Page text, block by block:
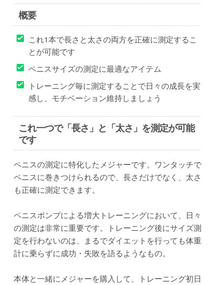
概要
これ1本で長さと太さの両方を正確に測定するこ
とが可能です
ペニスサイズの測定に最適なアイテム
トレーニング毎に測定することで日々の成長を実
感し、モチベーション維持しましょう
これ一つで「長さ」と「太さ」を測定が可能
です
ペニスの測定に特化したメジャーです。ワンタッチで
ペニスに巻きつけられるので、長さだけでなく、太さ
も正確に測定できます。
ペニスポンプによる増大トレーニングにおいて、日々
の測定は非常に重要です。トレーニング後にサイズ測
定を行わないのは、まるでダイエットを行っても体重
計に乗らずに成功・失敗を語るようなもの。
本体と一緒にメジャーを購入して、トレーニング初日